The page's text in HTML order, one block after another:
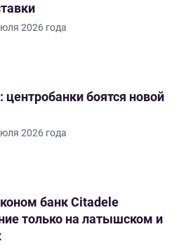
2026 года
боятся новой
2026 года
банк Citadele
только на латышском и